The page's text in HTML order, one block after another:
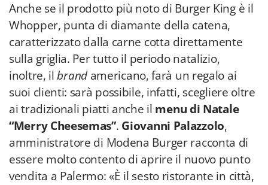
Anche se il prodotto più noto di Burger King è il
Whopper, punta di diamante della catena,
caratterizzato dalla carne cotta direttamente
sulla griglia. Per tutto il periodo natalizio,
inoltre, ilbrandamericano, farà un regalo ai
suoi clienti: sarà possibile, infatti, scegliere oltre
ai tradizionali piatti anche il menu di Natale
“Merry Cheesemas”. Giovanni Palazzolo,
amministratore di Modena Burger racconta di
essere molto contento di aprire il nuovo punto
vendita a Palermo: «È il sesto ristorante in città,